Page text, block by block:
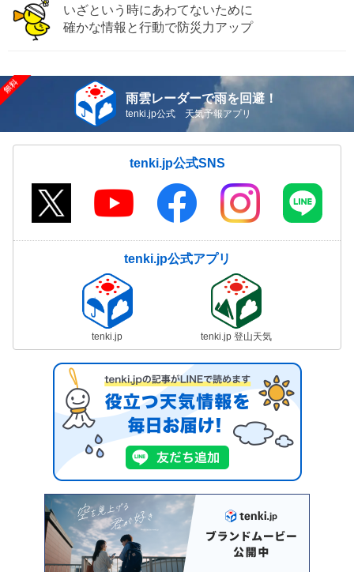
いざという時にあわてないために
確かな情報と行動で防災力アップ
雨雲レーダーで雨を回避！
tenki.jp公式 天気予報アプリ
tenki.jp公式SNS
tenki.jp公式アプリ
tenki.jp tenki.jp 登山天気